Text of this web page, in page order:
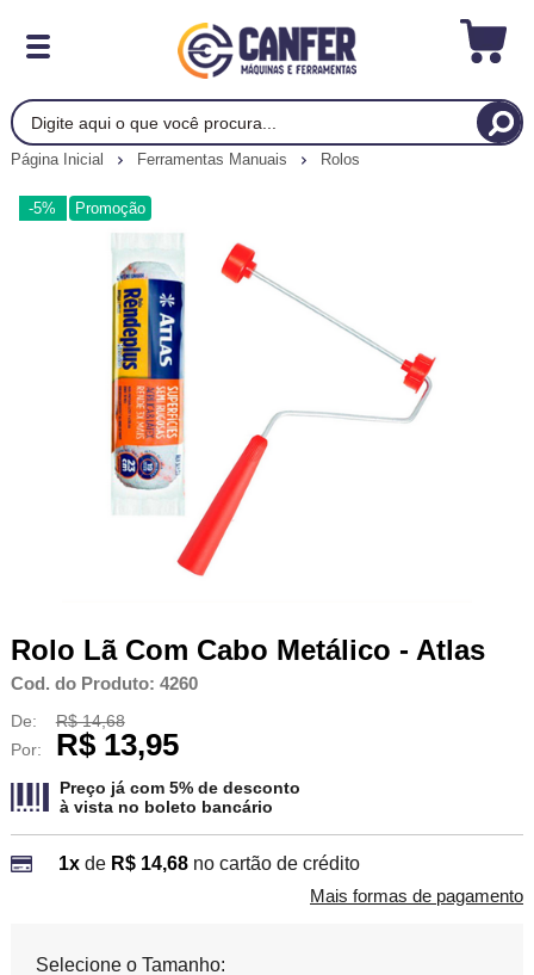
Página Inicial Ferramentas Manuais Rolos
-5% Promoção
Rolo Lã Com Cabo Metálico - Atlas
Cod. do Produto: 4260
De:
R$ 14,68
Por:
R$ 13,95
Preço já com 5% de desconto
à vista no boleto bancário
1xde R$ 14,68 no cartão de crédito
Mais formas de pagamento
Selecione o Tamanho: